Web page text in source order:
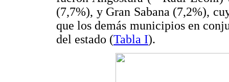
(7,7%), y Gran Sabana (7,2%),
que los demás municipios en
del estado (Tabla I).